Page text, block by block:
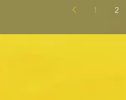
現在正在對所有在「消
1 2